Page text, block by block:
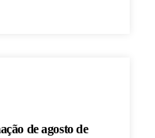
de agosto de